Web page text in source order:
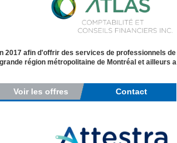
afin d'offrir des services de professionnels de
région métropolitaine de Montréal et ailleurs a
Voir les offres Contact